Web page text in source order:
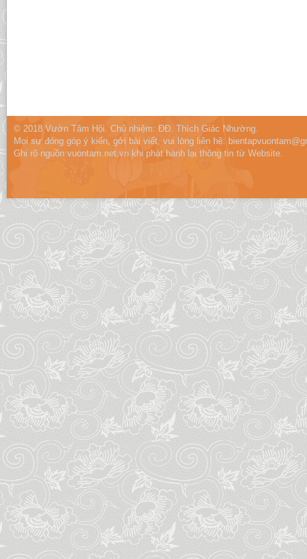
© 2018 Vườn Tâm Hội. Chủ nhiệm: ĐĐ. Thích Giác Nhường.
Mọi sự đóng góp ý kiến, gởi bài viết, vui lòng liên hệ:
Ghi rõ nguồn vuontam.net.vn khi phát hành lại thông tin từ Website.